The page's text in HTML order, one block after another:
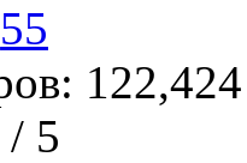
55
122,424
/ 5